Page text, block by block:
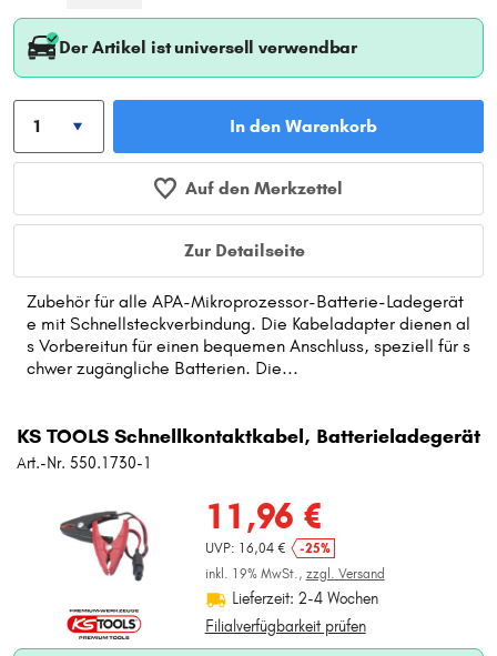
Der Artikel ist universell verwendbar
In den Warenkorb
Auf den Merkzettel
Zur Detailseite
Zubehör für alle APA-Mikroprozessor-Batterie-Ladegerät
e mit Schnellsteckverbindung. Die Kabeladapter dienen al
s Vorbereitun für einen bequemen Anschluss, speziell für s
chwer zugängliche Batterien. Die...
KS TOOLS Schnellkontaktkabel, Batterieladegerät
Art.-Nr. 550.1730-1
11,96 €
UVP: 16,04 €
-25%
inkl. 19% MwSt., zzgl. Versand
Lieferzeit: 2-4 Wochen
Filialverfügbarkeit prüfen